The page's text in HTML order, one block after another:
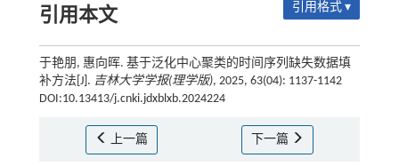
引用本文 引用格式 ▾
于艳朋, 惠向晖. 基于泛化中心聚类的时间序列缺失数据填
补方法[J]. 吉林大学学报(理学版), 2025, 63(04): 1137-1142
DOI:10.13413/j.cnki.jdxblxb.2024224
上一篇 下一篇